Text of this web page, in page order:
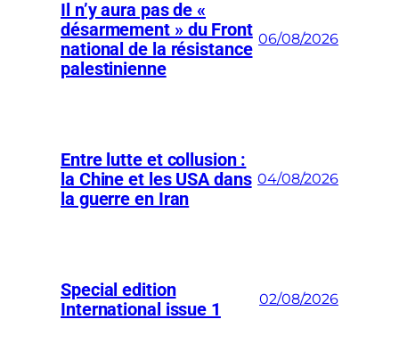
Il n’y aura pas de «
désarmement » du Front
national de la résistance
palestinienne
06/08/2026
Entre lutte et collusion :
la Chine et les USA dans
la guerre en Iran
04/08/2026
Special edition
International issue 1
02/08/2026